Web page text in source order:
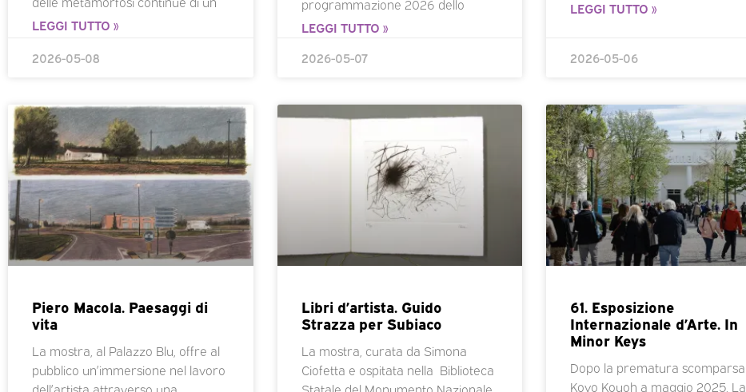
LEGGI TUTTO »
2026-05-08
programmazione 2026 dello
LEGGI TUTTO »
2026-05-07
LEGGI TUTTO »
2026-05-06
Piero Macola. Paesaggi di
vita
La mostra, al Palazzo Blu, offre al
pubblico un’immersione nel lavoro
Libri d’artista. Guido
Strazza per Subiaco
La mostra, curata da Simona
Ciofetta e ospitata nella Biblioteca
61. Esposizione
Internazionale d’Arte. In
Minor Keys
Dopo la prematura
Koyo Kouoh a maggio 2025, La